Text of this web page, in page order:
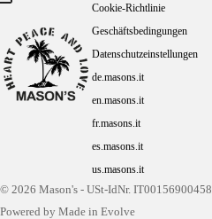
Cookie-Richtlinie
Geschäftsbedingungen
Datenschutzeinstellungen
de.masons.it
en.masons.it
fr.masons.it
es.masons.it
us.masons.it
© 2026 Mason's - USt-IdNr. IT00156900458
Powered by Made in Evolve